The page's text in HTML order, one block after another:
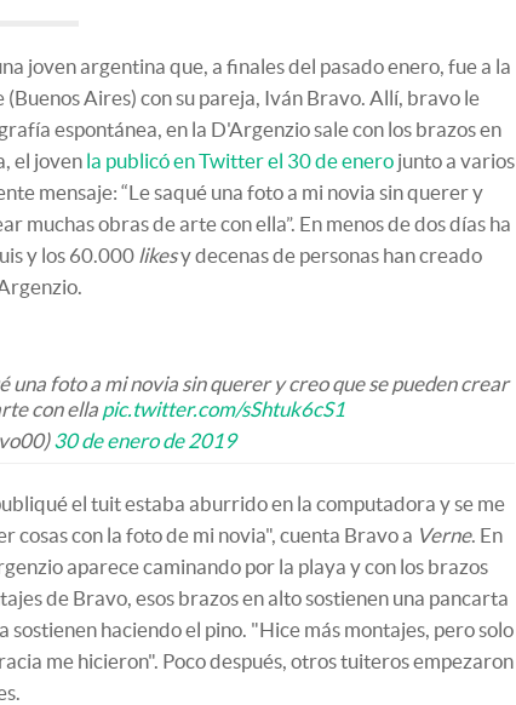
joven argentina que, a finales del pasado enero, fue a la
(Buenos Aires) con su pareja, Iván Bravo. Allí, bravo le
espontánea, en la D'Argenzio sale con los brazos en
el joven la publicó en Twitter el 30 de enero junto a varios
mensaje: “Le saqué una foto a mi novia sin querer y
muchas obras de arte con ella”. En menos de dos días ha
y los 60.000 likesy decenas de personas han creado
una foto a mi novia sin querer y creo que se pueden crear
con ella pic.twitter.com/sShtuk6cS1
30 de enero de 2019
el tuit estaba aburrido en la computadora y se me
cosas con la foto de mi novia", cuenta Bravo a Verne. En
aparece caminando por la playa y con los brazos
de Bravo, esos brazos en alto sostienen una pancarta
sostienen haciendo el pino. "Hice más montajes, pero solo
me hicieron". Poco después, otros tuiteros empezaron